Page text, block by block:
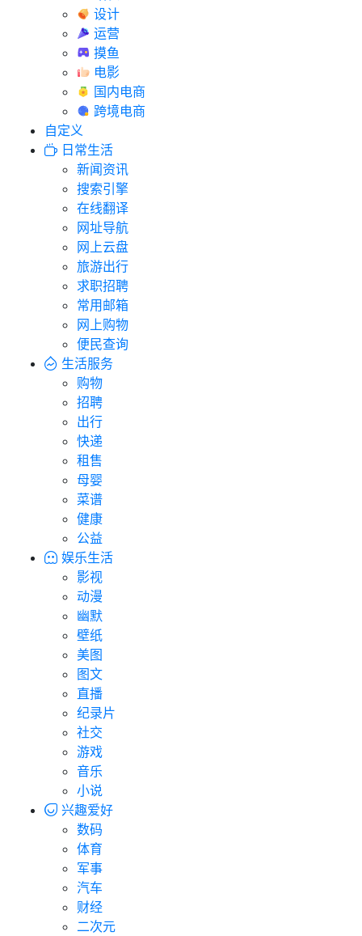
设计
运营
摸鱼
电影
国内电商
跨境电商
自定义
日常生活
新闻资讯
搜索引擎
在线翻译
网址导航
网上云盘
旅游出行
求职招聘
常用邮箱
网上购物
便民查询
生活服务
购物
招聘
出行
快递
租售
母婴
菜谱
健康
公益
娱乐生活
影视
动漫
幽默
壁纸
美图
图文
直播
纪录片
社交
游戏
音乐
小说
兴趣爱好
数码
体育
军事
汽车
财经
二次元